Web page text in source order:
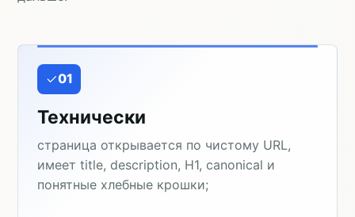
01
Технически
страница открывается по чистому URL,
имеет title, description, H1, canonical и
понятные хлебные крошки;